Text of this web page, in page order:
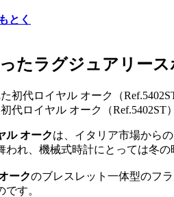
とく
たラグジュアリー
代ロイヤル オーク（Ref.5402ST）
ル オークは、イタリア市場から
われ、機械式時計にとっては冬
ークのブレスレット一体型のフ
す。